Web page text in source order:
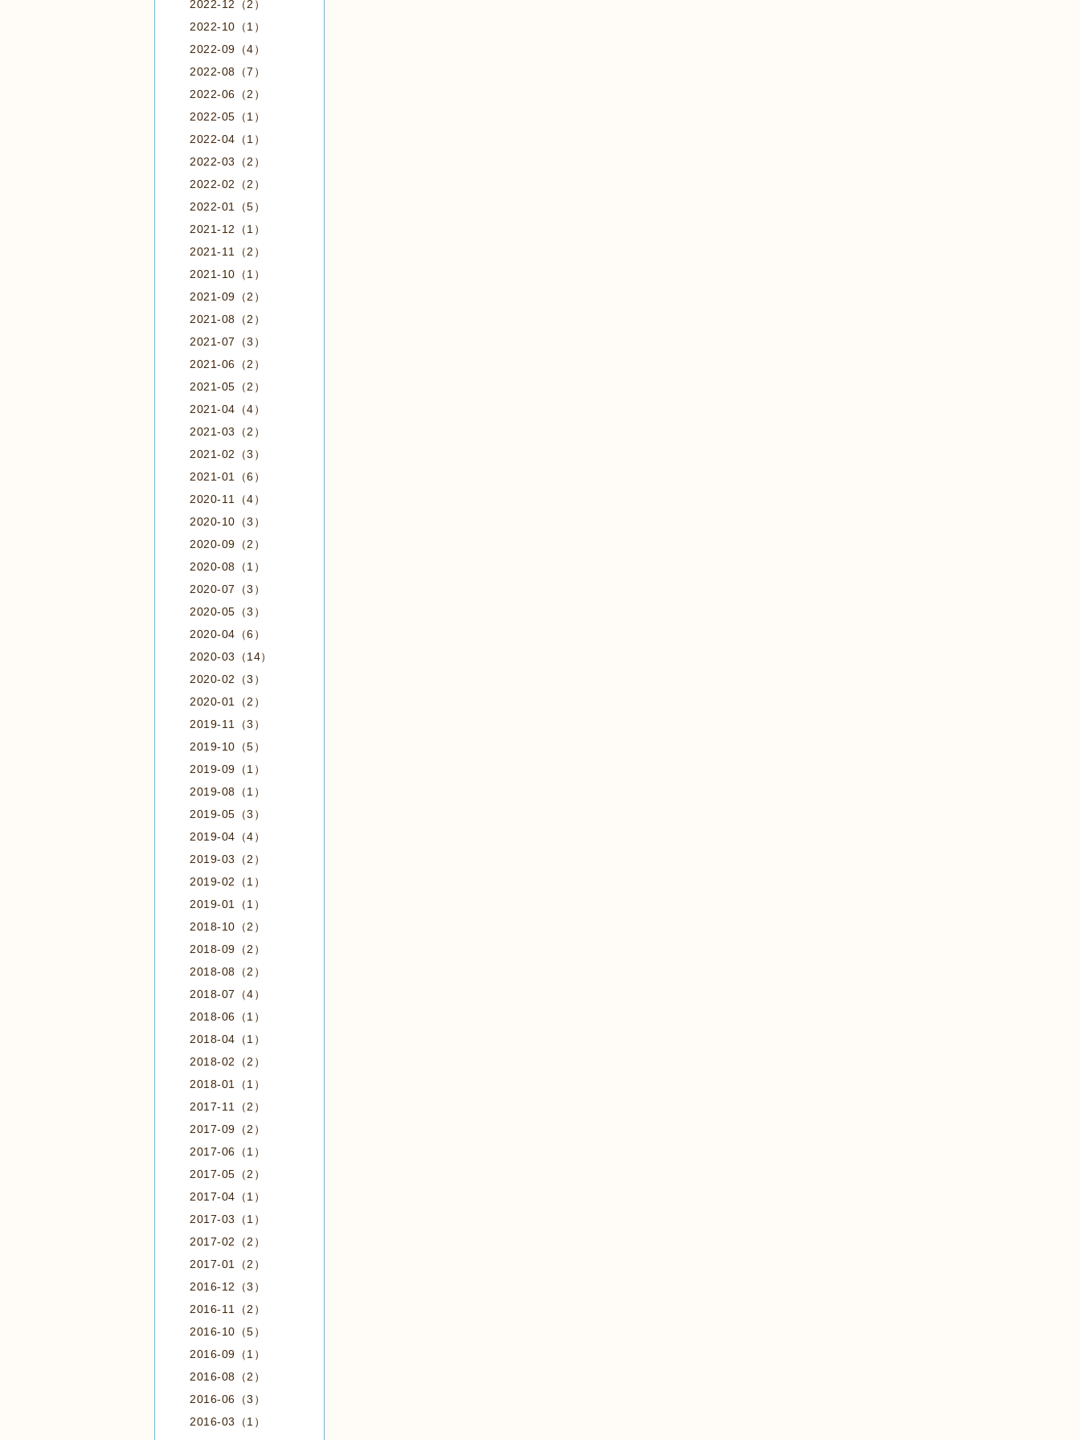
2022-12（2）
2022-10（1）
2022-09（4）
2022-08（7）
2022-06（2）
2022-05（1）
2022-04（1）
2022-03（2）
2022-02（2）
2022-01（5）
2021-12（1）
2021-11（2）
2021-10（1）
2021-09（2）
2021-08（2）
2021-07（3）
2021-06（2）
2021-05（2）
2021-04（4）
2021-03（2）
2021-02（3）
2021-01（6）
2020-11（4）
2020-10（3）
2020-09（2）
2020-08（1）
2020-07（3）
2020-05（3）
2020-04（6）
2020-03（14）
2020-02（3）
2020-01（2）
2019-11（3）
2019-10（5）
2019-09（1）
2019-08（1）
2019-05（3）
2019-04（4）
2019-03（2）
2019-02（1）
2019-01（1）
2018-10（2）
2018-09（2）
2018-08（2）
2018-07（4）
2018-06（1）
2018-04（1）
2018-02（2）
2018-01（1）
2017-11（2）
2017-09（2）
2017-06（1）
2017-05（2）
2017-04（1）
2017-03（1）
2017-02（2）
2017-01（2）
2016-12（3）
2016-11（2）
2016-10（5）
2016-09（1）
2016-08（2）
2016-06（3）
2016-03（1）